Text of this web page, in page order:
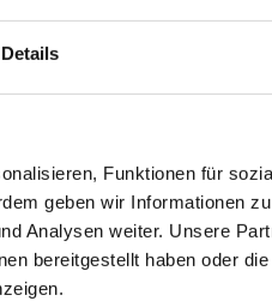
Details
Funktionen für
geben wir Informationen
Analysen weiter. Unsere
bereitgestellt haben oder